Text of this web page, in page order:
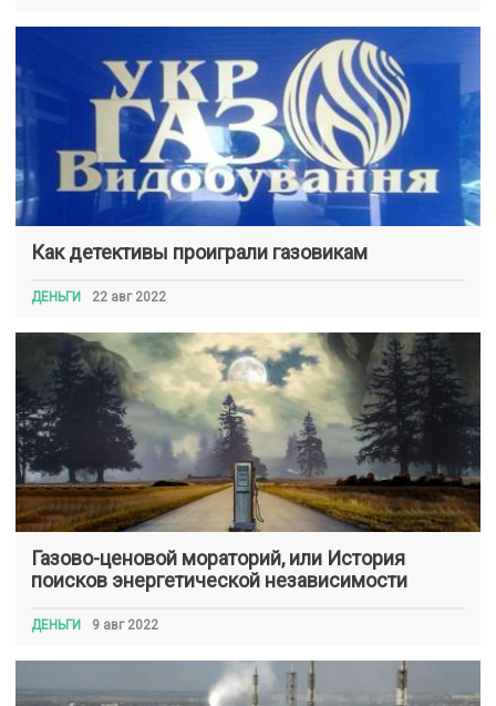
Как детективы проиграли газовикам
ДЕНЬГИ 22 авг 2022
Газово-ценовой мораторий, или История
поисков энергетической независимости
ДЕНЬГИ 9 авг 2022